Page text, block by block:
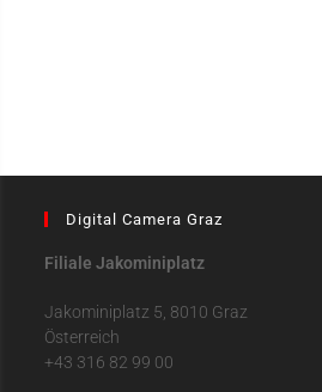
Digital Camera Graz
Filiale Jakominiplatz
Jakominiplatz 5, 8010 Graz
Österreich
+43 316 82 99 00